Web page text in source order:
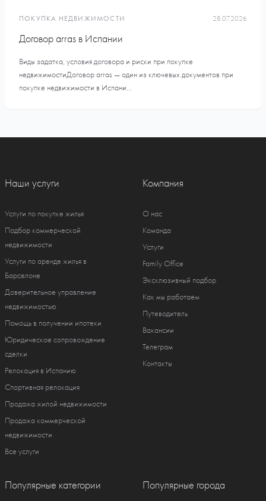
ПОКУПКА НЕДВИЖИМОСТИ 28.07.2026
Договор arras в Испании
Виды задатка, условия договора и риски при покупке
недвижимостиДоговор arras — один из ключевых документов при
покупке недвижимости в Испани...
Наши услуги
Услуги по покупке жилья
Подбор коммерческой
недвижимости
Услуги по аренде жилья в
Барселоне
Доверительное управление
недвижимостью
Помощь в получении ипотеки
Юридическое сопровождение
сделки
Релокация в Испанию
Спортивная релокация
Продажа жилой недвижимости
Продажа коммерческой
недвижимости
Все услуги
Компания
О нас
Команда
Услуги
Family Office
Эксклюзивный подбор
Как мы работаем
Путеводитель
Вакансии
Телеграм
Контакты
Популярные категории Популярные города